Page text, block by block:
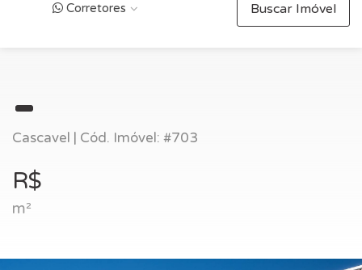
Corretores Buscar Imóvel
Cascavel | Cód. Imóvel: #703
R$
m²